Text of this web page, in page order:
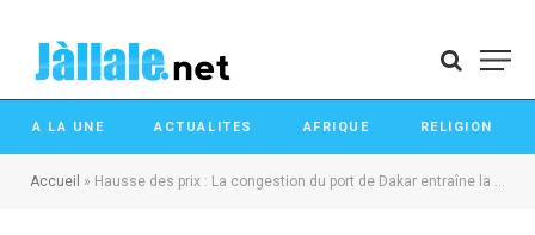
A LA UNE ACTUALITES AFRIQUE RELIGION
Accueil » Hausse des prix : La congestion du port de Dakar entraîne la souffrance des Sénégalais